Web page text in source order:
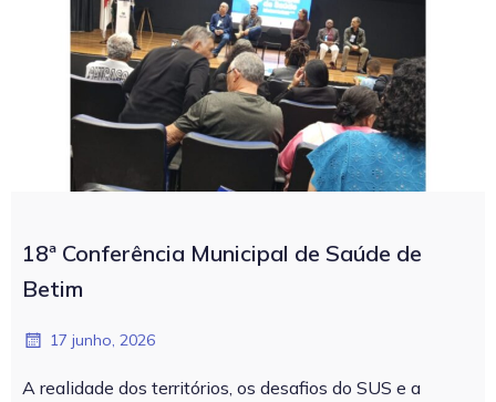
18ª Conferência Municipal de Saúde de
Betim
17 junho, 2026
A realidade dos territórios, os desafios do SUS e a